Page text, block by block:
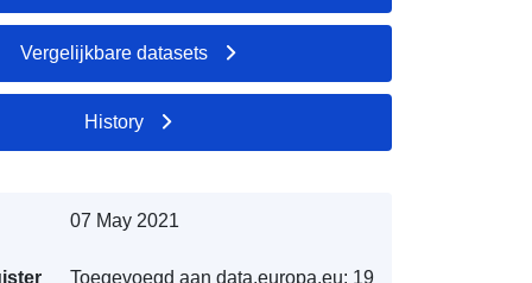
Vergelijkbare datasets
History
07 May 2021
Toegevoegd aan data.europa.eu: 19